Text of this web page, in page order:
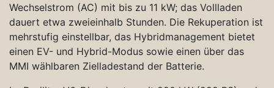
Wechselstrom (AC) mit bis zu 11 kW; das Vollladen
dauert etwa zweieinhalb Stunden. Die Rekuperation ist
mehrstufig einstellbar, das Hybridmanagement bietet
einen EV- und Hybrid-Modus sowie einen über das
MMI wählbaren Zielladestand der Batterie.